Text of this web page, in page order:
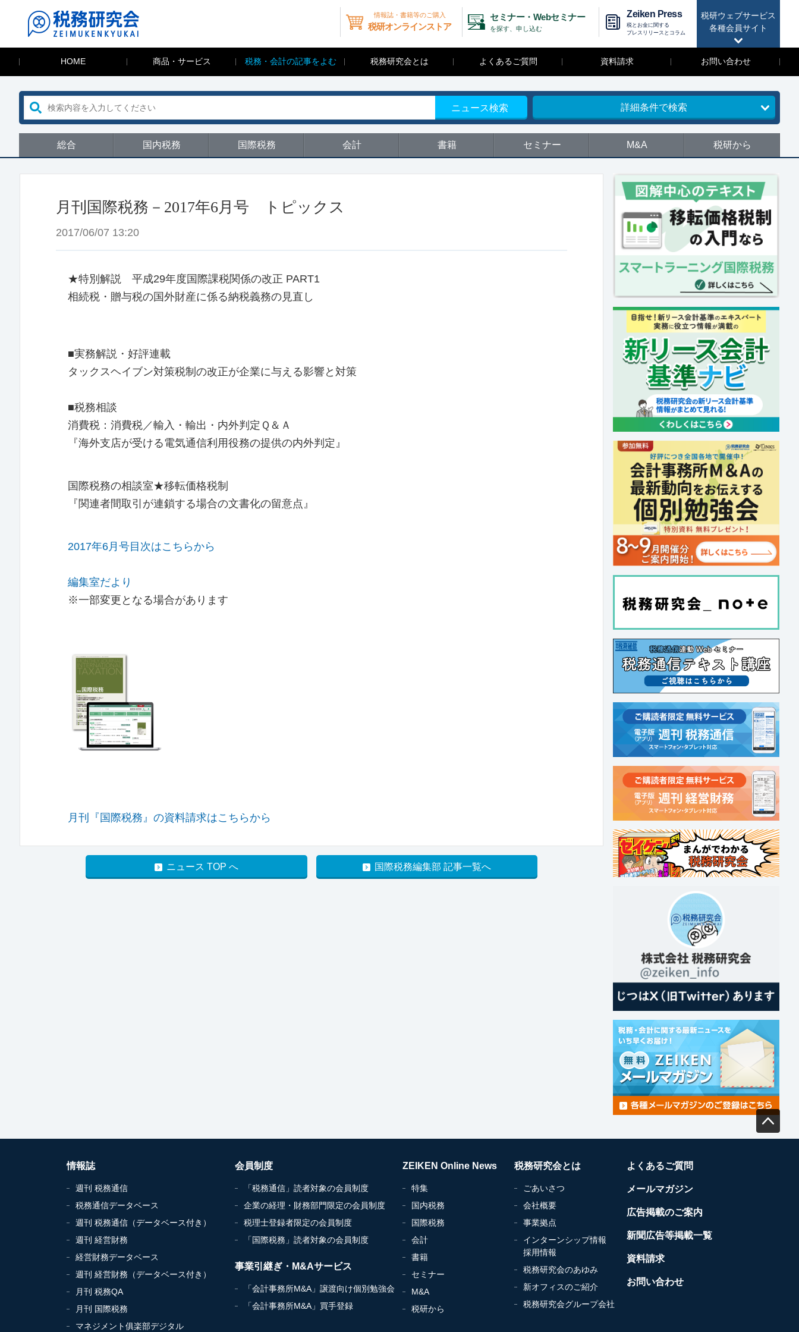
税研ウェブサービス
各種会員サイト
情報誌・書籍等のご購入
税研オンラインストア
セミナー・Webセミナー
を探す、申し込む
Zeiken Press
税とお金に関する
プレスリリースとコラム
HOME 商品・サービス 税務・会計の記事をよむ 税務研究会とは よくあるご質問 資料請求 お問い合わせ
ニュース検索 詳細条件で検索
総合 国内税務 国際税務 会計 書籍 セミナー M&A 税研から
月刊国際税務－2017年6月号 トピックス
2017/06/07 13:20
★特別解説 平成29年度国際課税関係の改正 PART1
相続税・贈与税の国外財産に係る納税義務の見直し
■実務解説・好評連載
タックスヘイブン対策税制の改正が企業に与える影響と対策
■税務相談
消費税：消費税／輸入・輸出・内外判定Ｑ＆Ａ
『海外支店が受ける電気通信利用役務の提供の内外判定』
国際税務の相談室★移転価格税制
『関連者間取引が連鎖する場合の文書化の留意点』
2017年6月号目次はこちらから
編集室だより
※一部変更となる場合があります
月刊『国際税務』の資料請求はこちらから
ニュース TOP へ 国際税務編集部 記事一覧へ
情報誌
週刊 税務通信
税務通信データベース
週刊 税務通信（データベース付き）
週刊 経営財務
経営財務データベース
週刊 経営財務（データベース付き）
月刊 税務QA
月刊 国際税務
マネジメント俱楽部デジタル
会員制度
「税務通信」読者対象の会員制度
企業の経理・財務部門限定の会員制度
税理士登録者限定の会員制度
「国際税務」読者対象の会員制度
事業引継ぎ・M&Aサービス
「会計事務所M&A」譲渡向け個別勉強会
「会計事務所M&A」買手登録
ZEIKEN Online News
特集
国内税務
国際税務
会計
書籍
セミナー
M&A
税研から
税務研究会とは
ごあいさつ
会社概要
事業拠点
インターンシップ情報
採用情報
税務研究会のあゆみ
新オフィスのご紹介
税務研究会グループ会社
よくあるご質問
メールマガジン
広告掲載のご案内
新聞広告等掲載一覧
資料請求
お問い合わせ